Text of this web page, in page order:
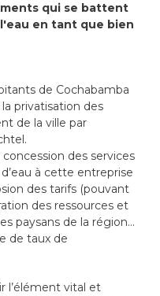
qui se battent
en tant que bien
de Cochabamba
privatisation des
de la ville par
des services
à cette entreprise
des tarifs (pouvant
des ressources et
paysans de la région…
de taux de
l’élément vital et